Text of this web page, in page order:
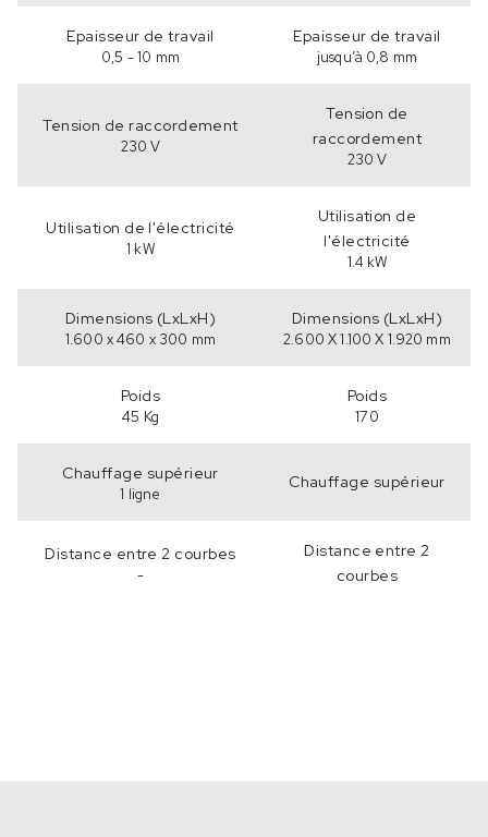
Epaisseur de travail
0,5 - 10 mm
Epaisseur de travail
jusqu’à 0,8 mm
Tension de raccordement
230 V
Tension de
raccordement
230 V
Utilisation de l'électricité
1 kW
Utilisation de
l'électricité
1.4 kW
Dimensions (LxLxH)
1.600 x 460 x 300 mm
Dimensions (LxLxH)
2.600 X 1.100 X 1.920 mm
Poids
45 Kg
Poids
170
Chauffage supérieur
1 ligne
Chauffage supérieur
Distance entre 2 courbes
-
Distance entre 2
courbes